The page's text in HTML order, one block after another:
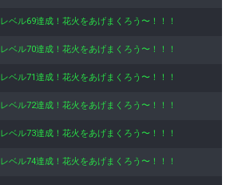
レベル69達成！花火をあげまくろう〜！！！
レベル70達成！花火をあげまくろう〜！！！
レベル71達成！花火をあげまくろう〜！！！
レベル72達成！花火をあげまくろう〜！！！
レベル73達成！花火をあげまくろう〜！！！
レベル74達成！花火をあげまくろう〜！！！